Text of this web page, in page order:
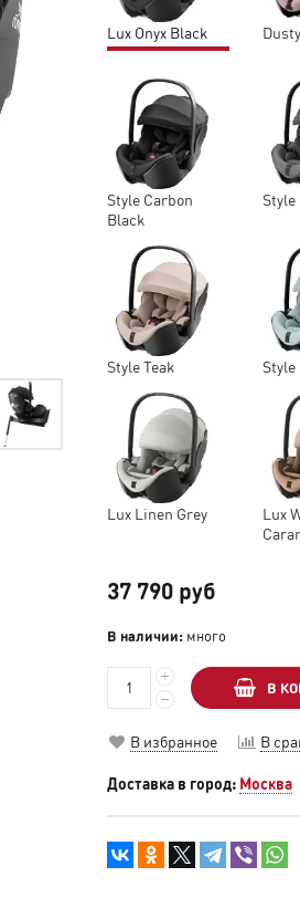
Lux Onyx Black
Style Carbon
Black
Style Teak
Lux Linen Grey
Lux
37 790 руб
В наличии: много
В
В избранное В
Доставка в город: Москва